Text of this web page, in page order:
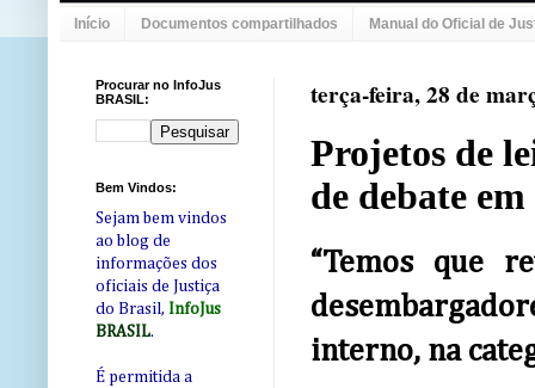
Início Documentos compartilhados Manual do Oficial de
terça-feira, 28 de
Projetos de
de debate
“Temos que
interno, na
Procurar no InfoJus
BRASIL:
Bem Vindos:
Sejam bem vindos
ao blog de
informações dos
oficiais de Justiça
do Brasil, InfoJus
BRASIL.
É permitida a